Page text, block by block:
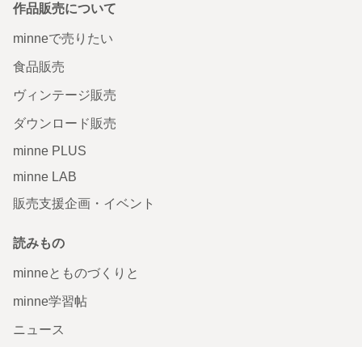
作品販売について
minneで売りたい
食品販売
ヴィンテージ販売
ダウンロード販売
minne PLUS
minne LAB
販売支援企画・イベント
読みもの
minneとものづくりと
minne学習帖
ニュース